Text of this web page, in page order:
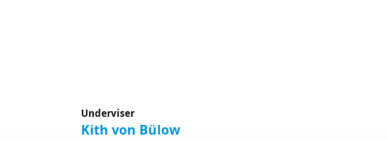
Underviser
Kith von Bülow